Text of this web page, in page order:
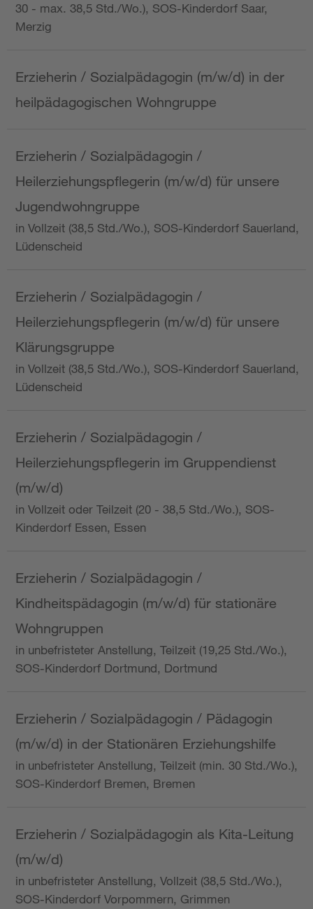
30 - max. 38,5 Std./Wo.), SOS-Kinderdorf Saar,
Merzig
Erzieherin / Sozialpädagogin (m/w/d) in der
heilpädagogischen Wohngruppe
Erzieherin / Sozialpädagogin /
Heilerziehungspflegerin (m/w/d) für unsere
Jugendwohngruppe
in Vollzeit (38,5 Std./Wo.), SOS-Kinderdorf Sauerland,
Lüdenscheid
Erzieherin / Sozialpädagogin /
Heilerziehungspflegerin (m/w/d) für unsere
Klärungsgruppe
in Vollzeit (38,5 Std./Wo.), SOS-Kinderdorf Sauerland,
Lüdenscheid
Erzieherin / Sozialpädagogin /
Heilerziehungspflegerin im Gruppendienst
(m/w/d)
in Vollzeit oder Teilzeit (20 - 38,5 Std./Wo.), SOS-
Kinderdorf Essen, Essen
Erzieherin / Sozialpädagogin /
Kindheitspädagogin (m/w/d) für stationäre
Wohngruppen
in unbefristeter Anstellung, Teilzeit (19,25 Std./Wo.),
SOS-Kinderdorf Dortmund, Dortmund
Erzieherin / Sozialpädagogin / Pädagogin
(m/w/d) in der Stationären Erziehungshilfe
in unbefristeter Anstellung, Teilzeit (min. 30 Std./Wo.),
SOS-Kinderdorf Bremen, Bremen
Erzieherin / Sozialpädagogin als Kita-Leitung
(m/w/d)
in unbefristeter Anstellung, Vollzeit (38,5 Std./Wo.),
SOS-Kinderdorf Vorpommern, Grimmen